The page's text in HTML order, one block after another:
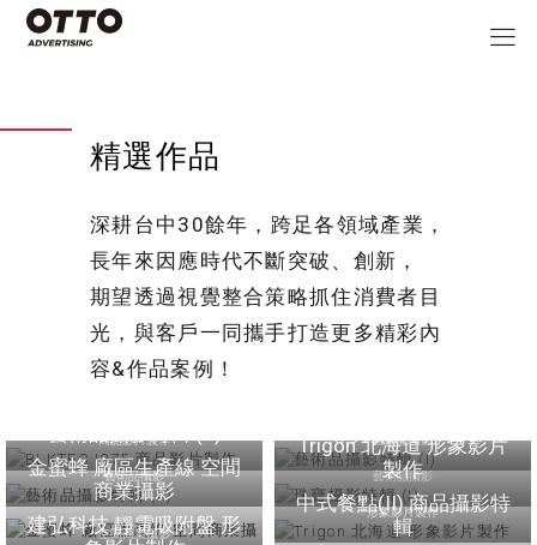
精選作品
深耕台中30餘年，跨足各領域產業，
長年來因應時代不斷突破、創新，
期望透過視覺整合策略抓住消費者目
光，與客戶一同攜手打造更多精彩內
容&作品案例！
BLKTEC I275 商品影片製
商品影片製作 藝術品攝影
藝術品攝影 藝術品攝影
金蜜蜂 廠區生產線 空間
商業攝影
空間商業攝影
Trigon 北海道 形象影片
製作
形象影片製作
建弘科技 靜電吸附盤 形
中式餐點(II) 商品攝影特
輯